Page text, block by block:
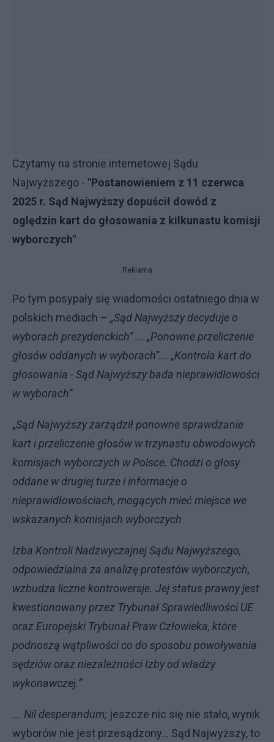
Czytamy na stronie internetowej Sądu
Najwyższego - "Postanowieniem z 11 czerwca
2025 r. Sąd Najwyższy dopuścił dowód z
oględzin kart do głosowania z kilkunastu komisji
wyborczych"
Reklama
Po tym posypały się wiadomości ostatniego dnia w
polskich mediach – „Sąd Najwyższy decyduje o
wyborach prezydenckich” ... „Ponowne przeliczenie
głosów oddanych w wyborach”... „Kontrola kart do
głosowania - Sąd Najwyższy bada nieprawidłowości
w wyborach”
„Sąd Najwyższy zarządził ponowne sprawdzanie
kart i przeliczenie głosów w trzynastu obwodowych
komisjach wyborczych w Polsce. Chodzi o głosy
oddane w drugiej turze i informacje o
nieprawidłowościach, mogących mieć miejsce we
wskazanych komisjach wyborczych
Izba Kontroli Nadzwyczajnej Sądu Najwyższego,
odpowiedzialna za analizę protestów wyborczych,
wzbudza liczne kontrowersje. Jej status prawny jest
kwestionowany przez Trybunał Sprawiedliwości UE
oraz Europejski Trybunał Praw Człowieka, które
podnoszą wątpliwości co do sposobu powoływania
sędziów oraz niezależności Izby od władzy
wykonawczej.”
... Nil desperandum; jeszcze nic się nie stało, wynik
wyborów nie jest przesądzony... Sąd Najwyższy, to